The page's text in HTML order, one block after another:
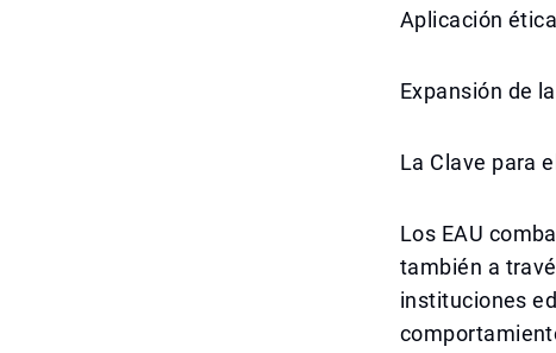
Aplicación
Expansión de
La Clave para
Los EAU
también a
instituciones